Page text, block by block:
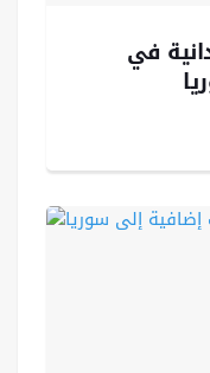
في